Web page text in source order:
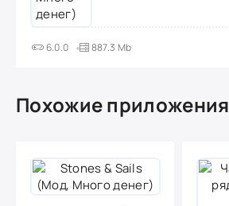
6.0.0 887.3 Mb
Похожие приложения